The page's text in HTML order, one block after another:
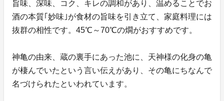
旨味、深味、コク、キレの調和があり、温めることでお
酒の本質｢妙味｣が食材の旨味を引き立て、家庭料理には
抜群の相性です。45℃～70℃の燗がおすすめです。
神亀の由来、蔵の裏手にあった池に、天神様の化身の亀
が棲んでいたという言い伝えがあり、その亀にちなんで
名づけられたといわれています。